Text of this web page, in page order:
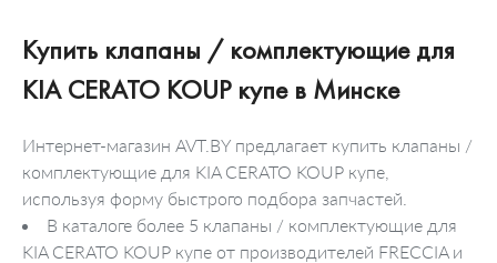
Купить клапаны / комплектующие для
KIA CERATO KOUP купе в Минске
Интернет-магазин AVT.BY предлагает купить клапаны /
комплектующие для KIA CERATO KOUP купе,
используя форму быстрого подбора запчастей.
В каталоге более 5 клапаны / комплектующие для
KIA CERATO KOUP купе от производителей FRECCIA и